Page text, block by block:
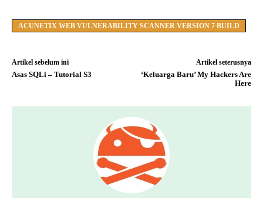
ACUNETIX WEB VULNERABILITY SCANNER VERSION 7 BUILD
Artikel sebelum ini
Asas SQLi – Tutorial S3
Artikel seterusnya
‘Keluarga Baru’ My Hackers Are
Here